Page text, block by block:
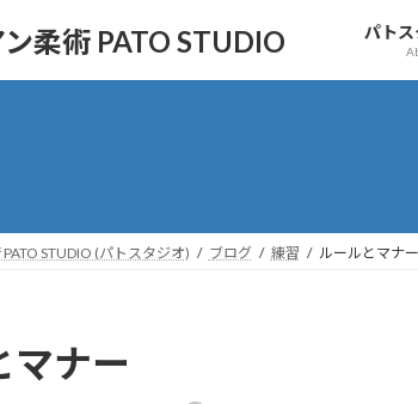
柔術 PATO STUDIO パト
STUDIO (パトスタジオ) ブログ 練習 ルールとマナー
マナー